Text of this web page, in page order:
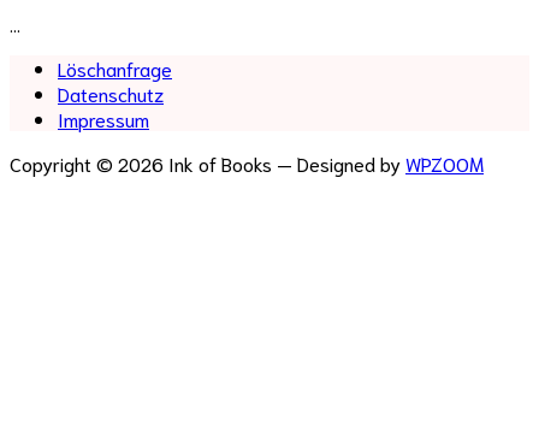
…
Löschanfrage
Datenschutz
Impressum
Copyright © 2026 Ink of Books — Designed byWPZOOM